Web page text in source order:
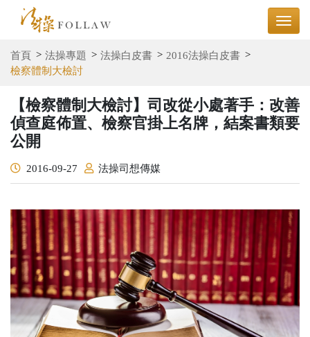
首頁 法操專題 法操白皮書
2016法操白皮書
檢察體制大檢討
【檢察體制大檢討】司改從小處著手：改善
偵查庭佈置、檢察官掛上名牌，結案書類要
公開
2016-09-27 法操司想傳媒